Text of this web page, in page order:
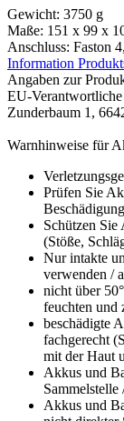
Gewicht: 3750 g
Maße: 151 x 99 x
Anschluss: Faston
Information
Angaben zur
EU-
Zunderbaum 1,
Warnhinweise für
Prüfen Sie
Schützen
(Stöße,
Nur intakte
verwenden /
nicht über
feuchten und
beschädigte
fachgerecht
mit der Haut
Akkus und
Akkus und